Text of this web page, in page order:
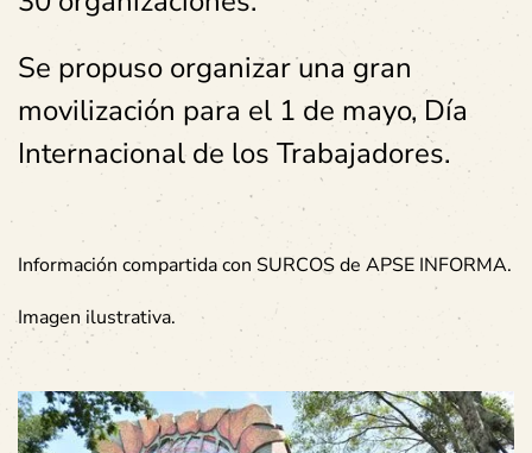
Se propuso organizar una gran
movilización para el 1 de mayo, Día
Internacional de los Trabajadores.
Información compartida con SURCOS de APSE INFORMA.
Imagen ilustrativa.